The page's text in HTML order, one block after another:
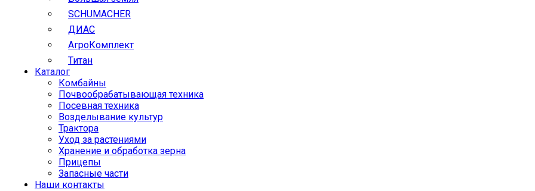
SCHUMACHER
ДИАС
АгроКомплект
Титан
Каталог
Комбайны
Почвообрабатывающая техника
Посевная техника
Возделывание культур
Трактора
Уход за растениями
Хранение и обработка зерна
Прицепы
Запасные части
Наши контакты